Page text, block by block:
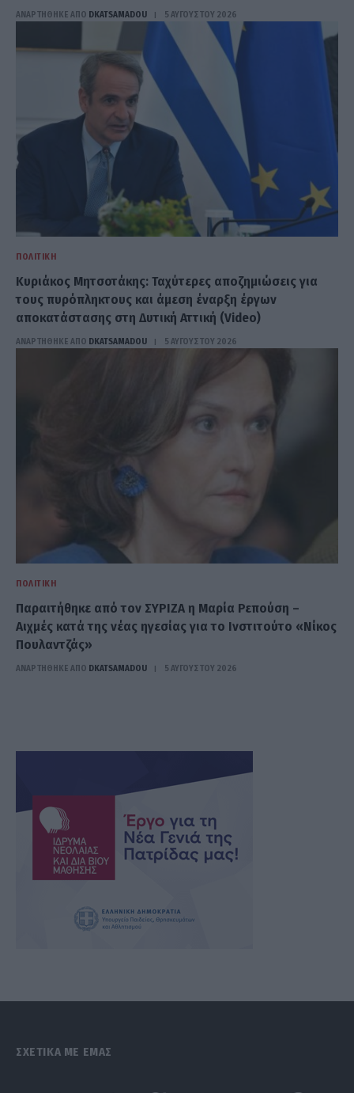
ΑΝΑΡΤΗΘΗΚΕ ΑΠΟ DKATSAMADOU 5 ΑΥΓΟΎΣΤΟΥ 2026
ΠΟΛΙΤΙΚΉ
Κυριάκος Μητσοτάκης: Ταχύτερες αποζημιώσεις για
τους πυρόπληκτους και άμεση έναρξη έργων
αποκατάστασης στη Δυτική Αττική (Video)
ΑΝΑΡΤΗΘΗΚΕ ΑΠΟ DKATSAMADOU 5 ΑΥΓΟΎΣΤΟΥ 2026
ΠΟΛΙΤΙΚΉ
Παραιτήθηκε από τον ΣΥΡΙΖΑ η Μαρία Ρεπούση –
Αιχμές κατά της νέας ηγεσίας για το Ινστιτούτο «Νίκος
Πουλαντζάς»
ΑΝΑΡΤΗΘΗΚΕ ΑΠΟ DKATSAMADOU 5 ΑΥΓΟΎΣΤΟΥ 2026
ΣΧΕΤΙΚΑ ΜΕ ΕΜΑΣ